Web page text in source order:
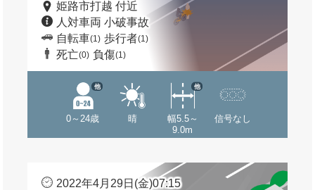
姫路市打越 付近
人対車両 小破事故
自転車(1) 歩行者(1)
死亡(0) 負傷(1)
0～24歳
他
晴
幅5.5～
9.0m
他
信号なし
2022年4月29日(金)07:15